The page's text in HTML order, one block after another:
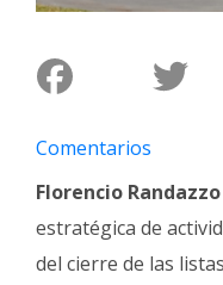
Fúnebres
Comentarios
Florencio Randazzo
estratégica de
del cierre de las